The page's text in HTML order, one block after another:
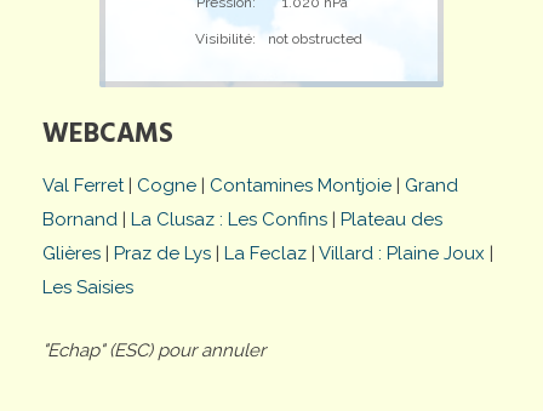
Visibilité: not obstructed
WEBCAMS
Val Ferret| Cogne | Contamines Montjoie | Grand
Bornand | La Clusaz : Les Confins | Plateau des
Glières | Praz de Lys | La Feclaz | Villard : Plaine Joux |
Les Saisies
"Echap" (ESC) pour annuler